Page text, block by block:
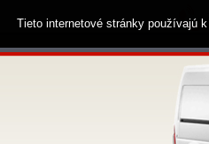
Tieto internetové stránky používajú